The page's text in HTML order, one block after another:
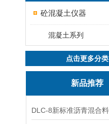
砼混凝土仪器
混凝土系列
点击更多分类
新品推荐